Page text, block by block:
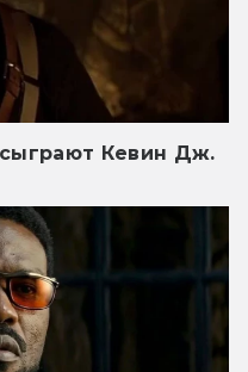
Кевин Дж.